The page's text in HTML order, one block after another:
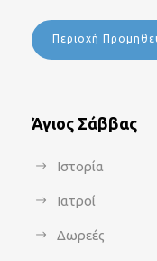
Περιοχή
Άγιος Σάββας
Ιστορία
Ιατροί
Δωρεές